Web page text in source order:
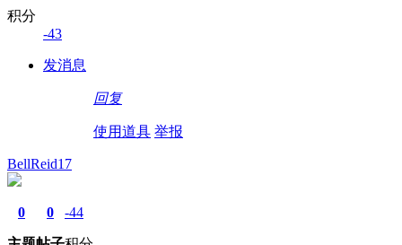
积分
-43
发消息
回复
使用道具 举报
BellReid17
0 0 -44